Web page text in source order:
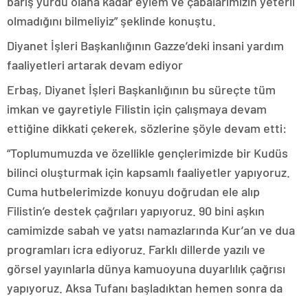
olmadığını bilmeliyiz” şeklinde konuştu.
Diyanet İşleri Başkanlığının Gazze’deki insani yardım
faaliyetleri artarak devam ediyor
Erbaş, Diyanet İşleri Başkanlığının bu süreçte tüm
imkan ve gayretiyle Filistin için çalışmaya devam
ettiğine dikkati çekerek, sözlerine şöyle devam etti:
“Toplumumuzda ve özellikle gençlerimizde bir Kudüs
bilinci oluşturmak için kapsamlı faaliyetler yapıyoruz.
Cuma hutbelerimizde konuyu doğrudan ele alıp
Filistin’e destek çağrıları yapıyoruz. 90 bini aşkın
camimizde sabah ve yatsı namazlarında Kur’an ve dua
programları icra ediyoruz. Farklı dillerde yazılı ve
görsel yayınlarla dünya kamuoyuna duyarlılık çağrısı
yapıyoruz. Aksa Tufanı başladıktan hemen sonra da